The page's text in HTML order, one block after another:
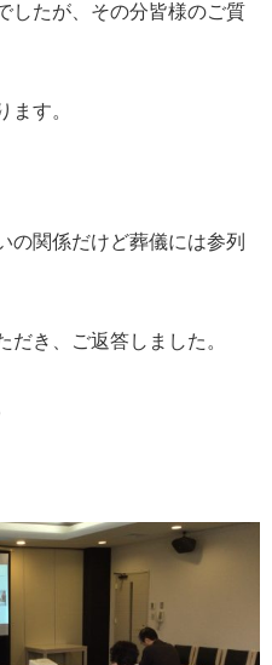
したが、その分皆様のご質
ます。
の関係だけど葬儀には参列
き、ご返答しました。